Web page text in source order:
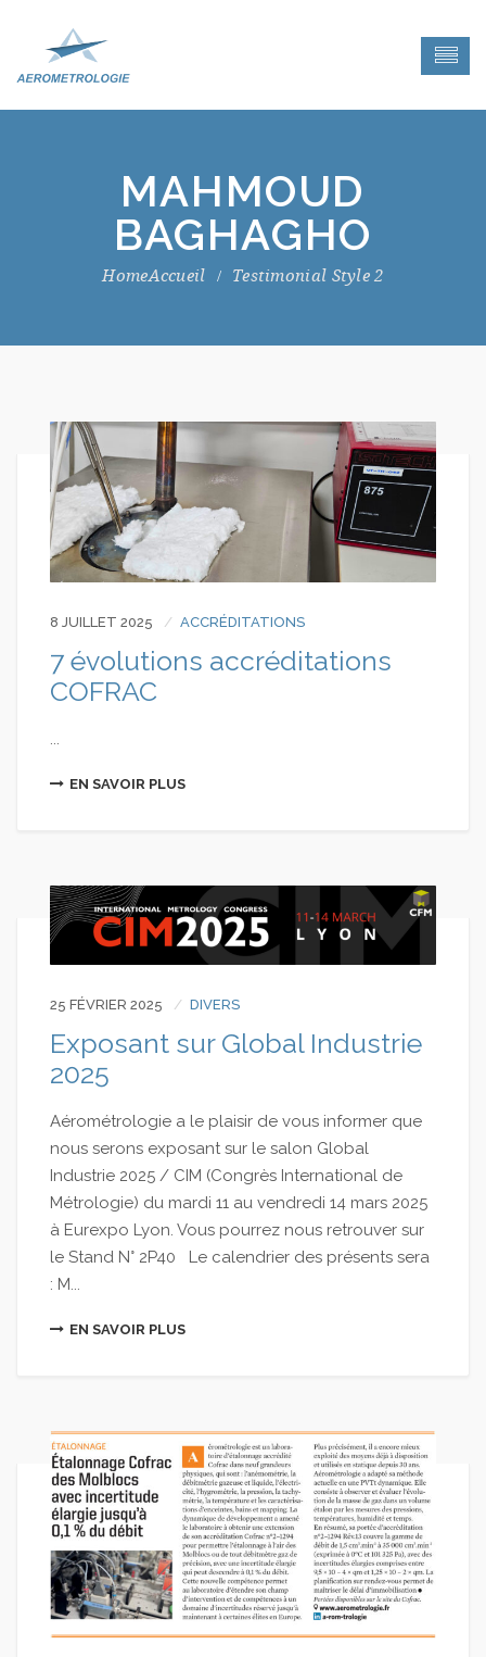
MAHMOUD
BAGHAGHO
Accueil Testimonial Style 2
8 JUILLET 2025 ACCRÉDITATIONS
7 évolutions accréditations
COFRAC
...
EN SAVOIR PLUS
25 FÉVRIER 2025 DIVERS
Exposant sur Global Industrie
2025
Aérométrologie a le plaisir de vous informer que
nous serons exposant sur le salon Global
Industrie 2025 / CIM (Congrès International de
Métrologie) du mardi 11 au vendredi 14 mars 2025
à Eurexpo Lyon. Vous pourrez nous retrouver sur
le Stand N° 2P40 Le calendrier des présents sera
: M...
EN SAVOIR PLUS